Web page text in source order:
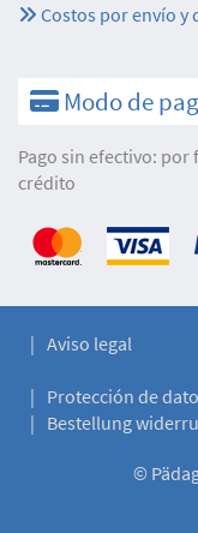
Costos por envío y
Modo de
Pago sin efectivo:
crédito
Aviso legal
Protección de
Bestellung
©